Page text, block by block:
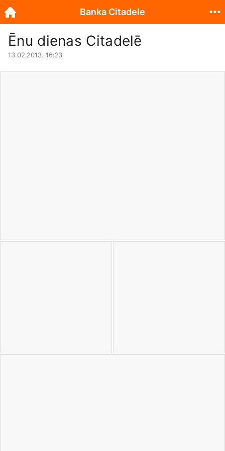
Ēnu dienas Citadelē
13.02.2013. 16:23
Banka Citadele